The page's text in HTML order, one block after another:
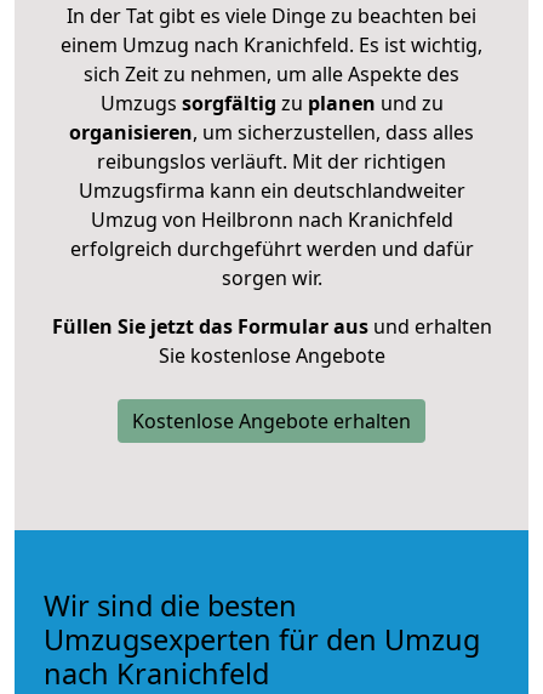
In der Tat gibt es viele Dinge zu beachten bei
einem Umzug nach Kranichfeld. Es ist wichtig,
sich Zeit zu nehmen, um alle Aspekte des
Umzugs sorgfältig zu planen und zu
organisieren, um sicherzustellen, dass alles
reibungslos verläuft. Mit der richtigen
Umzugsfirma kann ein deutschlandweiter
Umzug von Heilbronn nach Kranichfeld
erfolgreich durchgeführt werden und dafür
sorgen wir.
Füllen Sie jetzt das Formular ausund erhalten
Sie kostenlose Angebote
Kostenlose Angebote erhalten
Wir sind die besten
Umzugsexperten für den Umzug
nach Kranichfeld